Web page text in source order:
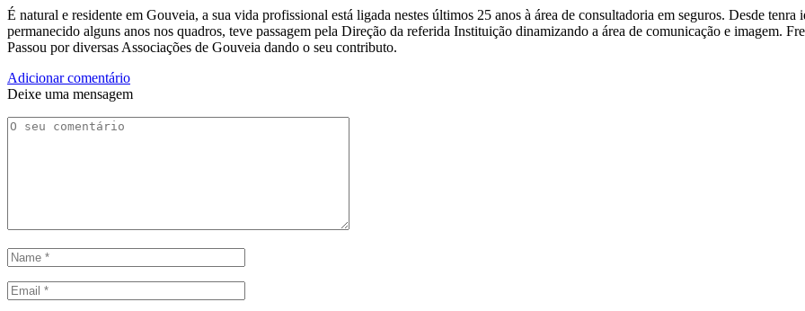
É natural e residente em Gouveia, a sua vida profissional está ligada nestes últimos 25 anos à área de consultadoria em seguros. Desde
permanecido alguns anos nos quadros, teve passagem pela Direção da referida Instituição dinamizando a área de comunicação e imagem.
Passou por diversas Associações de Gouveia dando o seu contributo.
Adicionar comentário
Deixe uma mensagem